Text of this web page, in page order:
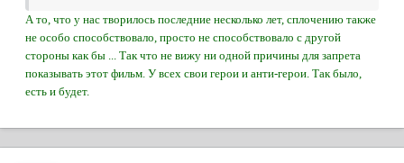
А то, что у нас творилось последние несколько лет, сплочению также
не особо способствовало, просто не способствовало с другой
стороны как бы ... Так что не вижу ни одной причины для запрета
показывать этот фильм. У всех свои герои и анти-герои. Так было,
есть и будет.